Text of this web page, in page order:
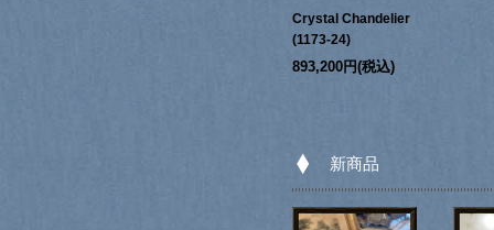
Crystal Chandelier
(1173-24)
893,200円(税込)
新商品